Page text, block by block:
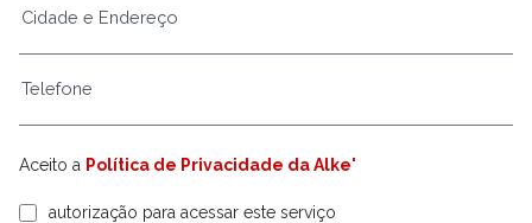
Aceito a Política de Privacidade da Alke'
autorização para acessar este serviço